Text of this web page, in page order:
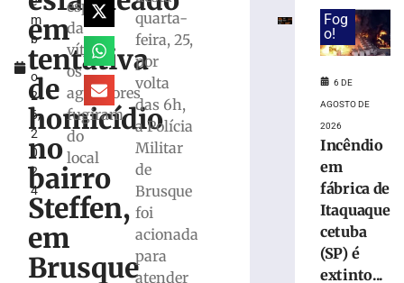
m
b
r
o
2
6,
2
0
2
4
em
tentativa
de
homicídio
no
bairro
Steffen,
em
Brusque
esposa
da
vítima,
os
agressores
fugiram
do
local
quarta-
feira, 25,
por
volta
das 6h,
a Polícia
Militar
de
Brusque
foi
acionada
para
atender
ônibus
invadir
restaurante
margens
Papanduva
Fog
o!
6 DE
AGOSTO DE
2026
Incêndio
em
fábrica de
Itaquaque
cetuba
(SP) é
extinto...